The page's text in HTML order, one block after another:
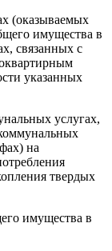
(оказываемых
имущества в
связанных с
указанных
услугах,
на
твердых
имущества в